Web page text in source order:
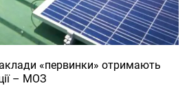
«первинки» отримають
– МОЗ